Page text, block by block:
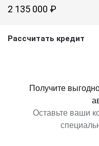
2 135 000 ₽
Рассчитать кредит
Получите
Оставьте ваши